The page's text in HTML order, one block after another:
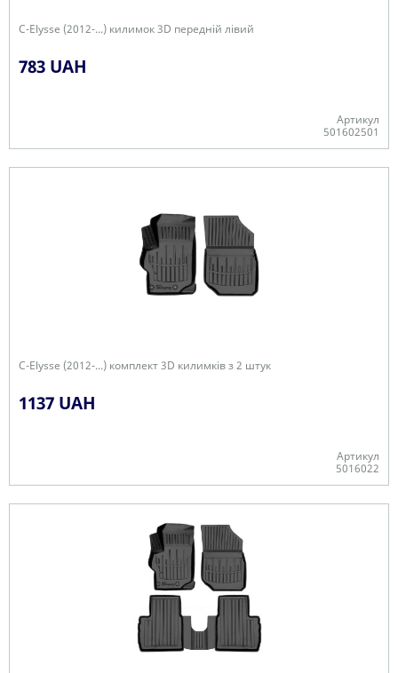
C-Elysse (2012-...) килимок 3D передній лівий
783 UAH
Артикул
501602501
C-Elysse (2012-...) комплект 3D килимків з 2 штук
1137 UAH
Артикул
5016022